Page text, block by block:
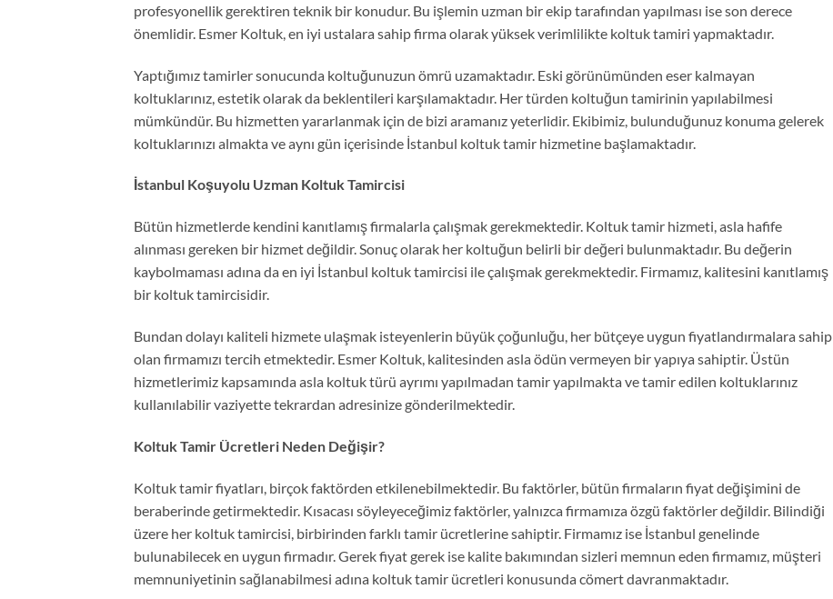
profesyonellik gerektiren teknik bir konudur. Bu işlemin uzman bir ekip tarafından yapılması ise son derece
önemlidir. Esmer Koltuk, en iyi ustalara sahip firma olarak yüksek verimlilikte koltuk tamiri yapmaktadır.
Yaptığımız tamirler sonucunda koltuğunuzun ömrü uzamaktadır. Eski görünümünden eser kalmayan
koltuklarınız, estetik olarak da beklentileri karşılamaktadır. Her türden koltuğun tamirinin yapılabilmesi
mümkündür. Bu hizmetten yararlanmak için de bizi aramanız yeterlidir. Ekibimiz, bulunduğunuz konuma gelerek
koltuklarınızı almakta ve aynı gün içerisinde İstanbul koltuk tamir hizmetine başlamaktadır.
İstanbul Koşuyolu Uzman Koltuk Tamircisi
Bütün hizmetlerde kendini kanıtlamış firmalarla çalışmak gerekmektedir. Koltuk tamir hizmeti, asla hafife
alınması gereken bir hizmet değildir. Sonuç olarak her koltuğun belirli bir değeri bulunmaktadır. Bu değerin
kaybolmaması adına da en iyi İstanbul koltuk tamircisi ile çalışmak gerekmektedir. Firmamız, kalitesini kanıtlamış
bir koltuk tamircisidir.
Bundan dolayı kaliteli hizmete ulaşmak isteyenlerin büyük çoğunluğu, her bütçeye uygun fiyatlandırmalara sahip
olan firmamızı tercih etmektedir. Esmer Koltuk, kalitesinden asla ödün vermeyen bir yapıya sahiptir. Üstün
hizmetlerimiz kapsamında asla koltuk türü ayrımı yapılmadan tamir yapılmakta ve tamir edilen koltuklarınız
kullanılabilir vaziyette tekrardan adresinize gönderilmektedir.
Koltuk Tamir Ücretleri Neden Değişir?
Koltuk tamir fiyatları, birçok faktörden etkilenebilmektedir. Bu faktörler, bütün firmaların fiyat değişimini de
beraberinde getirmektedir. Kısacası söyleyeceğimiz faktörler, yalnızca firmamıza özgü faktörler değildir. Bilindiği
üzere her koltuk tamircisi, birbirinden farklı tamir ücretlerine sahiptir. Firmamız ise İstanbul genelinde
bulunabilecek en uygun firmadır. Gerek fiyat gerek ise kalite bakımından sizleri memnun eden firmamız, müşteri
memnuniyetinin sağlanabilmesi adına koltuk tamir ücretleri konusunda cömert davranmaktadır.